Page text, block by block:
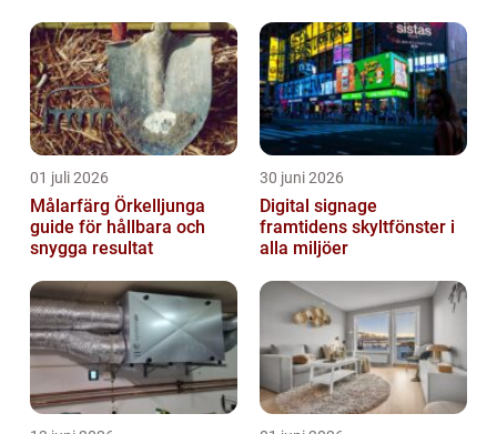
01 juli 2026
Målarfärg Örkelljunga
guide för hållbara och
snygga resultat
30 juni 2026
Digital signage
framtidens skyltfönster i
alla miljöer